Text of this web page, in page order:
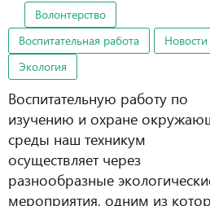
Волонтерство
Воспитательная работа
Новости
Экология
Воспитательную работу по
изучению и охране
среды наш техникум
осуществляет через
разнообразные
мероприятия, одним из